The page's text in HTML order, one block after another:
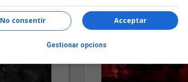
Acceptar
No consentir
Gestionar opcions